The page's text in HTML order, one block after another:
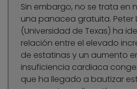
Sin embargo, no se trata en
una panacea gratuita. Peter
(Universidad de Texas) ha
relación entre el elevado
de estatinas y un aumento
insuficiencia cardiaca
que ha llegado a bautizar